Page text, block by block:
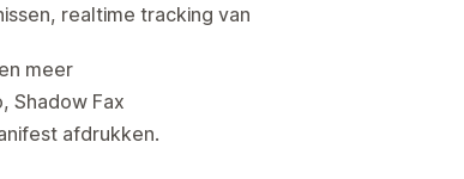
realtime tracking van
meer
Shadow Fax
afdrukken.